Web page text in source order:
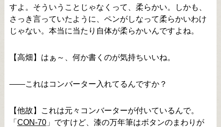
すよ。そういうことじゃなくって、柔らかい。しかも、
さっき言っていたように、ペンがしなって柔らかいわけ
じゃない。本当に当たり自体が柔らかいんですよね。
【高畑】はぁ～、何か書くのが気持ちいいね。
――これはコンバーター入れてるんですか？
【他故】これは元々コンバーターが付いているんで。
「 CON-70」ですけど、漆の万年筆はボタンのまわりが